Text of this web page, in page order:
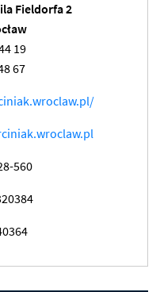
Fieldorfa 2
19
67
560